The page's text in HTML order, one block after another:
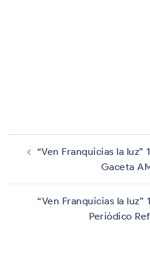
Navegación
“Ven Franquicias la luz”
Gaceta
“Ven Franquicias la luz”
Periódico